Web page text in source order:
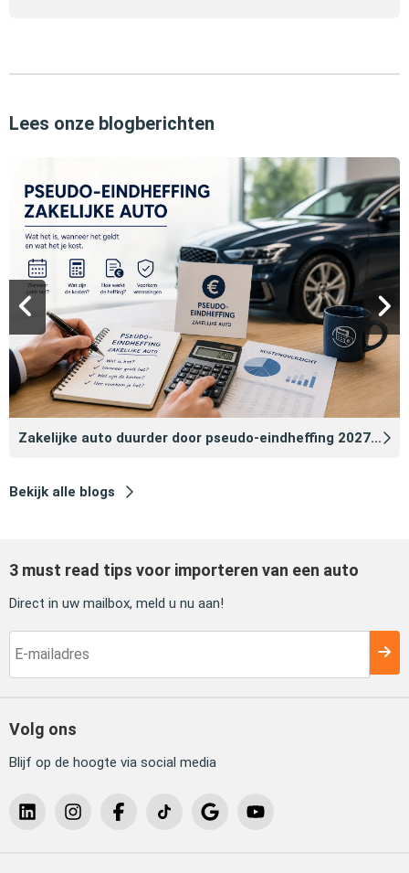
Lees onze blogberichten
Zakelijke auto duurder door pseudo‑eindheffing 2027: zo voorkomt u dat
Bekijk alle blogs
3 must read tips voor importeren van een auto
Direct in uw mailbox, meld u nu aan!
Volg ons
Blijf op de hoogte via social media